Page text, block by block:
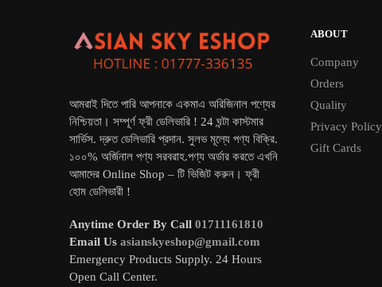
আমরাই দিতে পারি আপনাকে একমাএ অরিজিনাল পণ্যের
নিশ্চিয়তা। সম্পূর্ণ ফ্রী ডেলিভারি ! 24 ঘন্টা কাস্টমার
সার্ভিস. দ্রুত ডেলিভারি প্রদান. সুলভ মূল্যে পণ্য বিক্রি.
১০০% অর্জিনাল পণ্য সরবরাহ.পণ্য অর্ডার করতে এখনি
আমাদের Online Shop – টি ভিজিট করুন। ফ্রী
হোম ডেলিভারী !
Anytime Order By Call 01711161810
Email Us asianskyeshop@gmail.com
Emergency Products Supply. 24 Hours
Open Call Center.
ABOUT
Company
Orders
Quality
Privacy Policy
Gift Cards